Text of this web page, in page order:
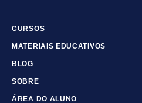
CURSOS
MATERIAIS EDUCATIVOS
BLOG
SOBRE
ÁREA DO ALUNO